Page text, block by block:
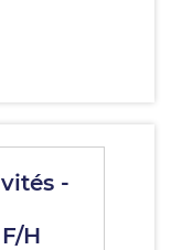
-
H